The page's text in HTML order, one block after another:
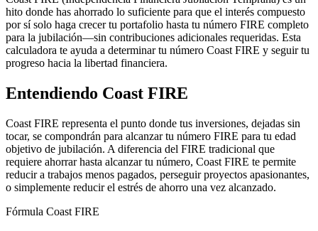
hito donde has ahorrado lo suficiente para que el interés compuesto
por sí solo haga crecer tu portafolio hasta tu número FIRE completo
para la jubilación—sin contribuciones adicionales requeridas. Esta
calculadora te ayuda a determinar tu número Coast FIRE y seguir tu
progreso hacia la libertad financiera.
Entendiendo Coast FIRE
Coast FIRE representa el punto donde tus inversiones, dejadas sin
tocar, se compondrán para alcanzar tu número FIRE para tu edad
objetivo de jubilación. A diferencia del FIRE tradicional que
requiere ahorrar hasta alcanzar tu número, Coast FIRE te permite
reducir a trabajos menos pagados, perseguir proyectos apasionantes,
o simplemente reducir el estrés de ahorro una vez alcanzado.
Fórmula Coast FIRE